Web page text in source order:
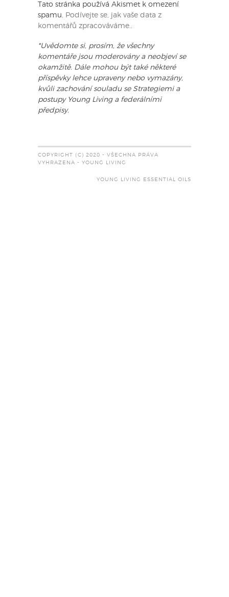
Tato stránka používá Akismet k omezení
spamu. Podívejte se, jak vaše data z
komentářů zpracováváme..
*Uvědomte si, prosím, že všechny
komentáře jsou moderovány a neobjeví se
okamžitě. Dále mohou být také některé
příspěvky lehce upraveny nebo vymazány,
kvůli zachování souladu se Strategiemi a
postupy Young Living a federálními
předpisy.
COPYRIGHT (C) 2020 - VŠECHNA PRÁVA
VYHRAZENA - YOUNG LIVING
YOUNG LIVING ESSENTIAL OILS